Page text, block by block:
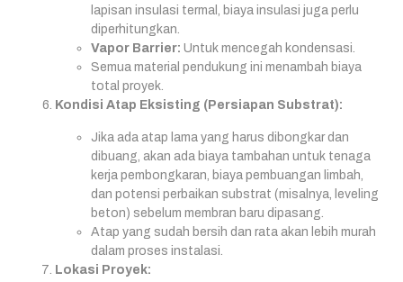
lapisan insulasi termal, biaya insulasi juga perlu
diperhitungkan.
Vapor Barrier: Untuk mencegah kondensasi.
Semua material pendukung ini menambah biaya
total proyek.
Kondisi Atap Eksisting (Persiapan Substrat):
Jika ada atap lama yang harus dibongkar dan
dibuang, akan ada biaya tambahan untuk tenaga
kerja pembongkaran, biaya pembuangan limbah,
dan potensi perbaikan substrat (misalnya, leveling
beton) sebelum membran baru dipasang.
Atap yang sudah bersih dan rata akan lebih murah
dalam proses instalasi.
Lokasi Proyek: